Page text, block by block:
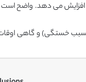
می دهد. واضح است
خستگی) و گاهی